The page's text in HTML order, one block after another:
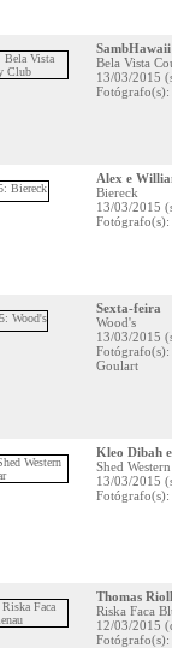
Bela Vista
13/03/2015
Alex e
Biereck
13/03/2015
Sexta-feira
Wood's
13/03/2015
Goulart
Kleo Dibah
Shed
13/03/2015
Thomas
Riska Faca
12/03/2015
Fotógrafo(s):